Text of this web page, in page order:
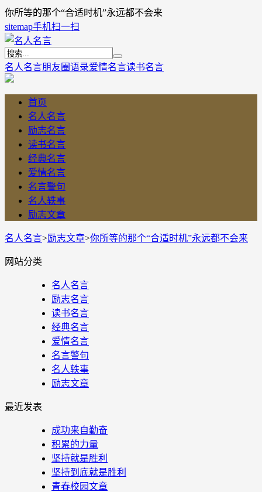
你所等的那个“合适时机”永远都不会来
sitemap手机扫一扫
名人名言朋友圈语录爱情名言读书名言
首页
名人名言
励志名言
读书名言
经典名言
爱情名言
名言警句
名人轶事
励志文章
名人名言>励志文章>你所等的那个“合适时机”永远都不会来
网站分类
名人名言
励志名言
读书名言
经典名言
爱情名言
名言警句
名人轶事
励志文章
最近发表
成功来自勤奋
积累的力量
坚持就是胜利
坚持到底就是胜利
青春校园文章